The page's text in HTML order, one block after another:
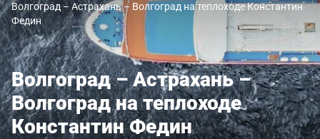
Волгоград – Астрахань – Волгоград на теплоходе Константин
Федин
Волгоград – Астрахань –
Волгоград на теплоходе
Константин Федин